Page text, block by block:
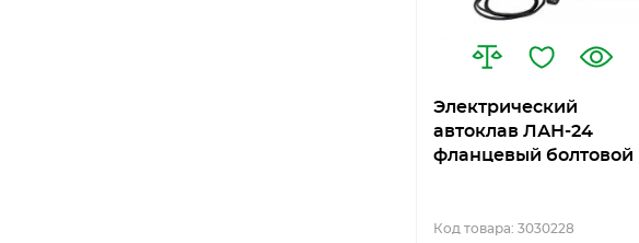
Электрический
автоклав ЛАН-24
фланцевый болтовой
Код товара: 3030228